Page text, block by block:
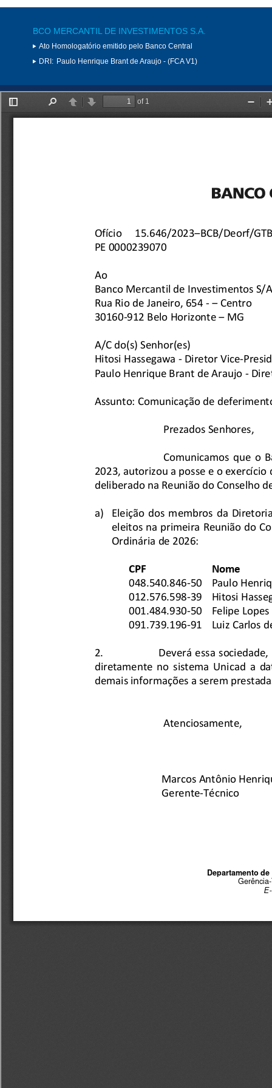
BCO MERCANTIL DE INVESTIMENTOS S.A.
Ato Homologatório emitido pelo Banco Central
DRI: Paulo Henrique Brant de Araujo - (FCA V1)